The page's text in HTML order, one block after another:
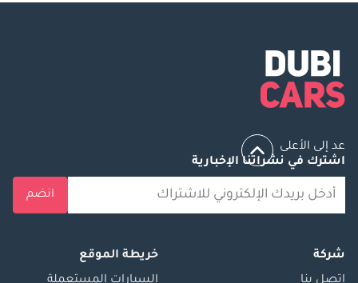
عد إلى الأعلى
اشترك في نشراتنا الإخبارية
انضم
شركة
خريطة الموقع